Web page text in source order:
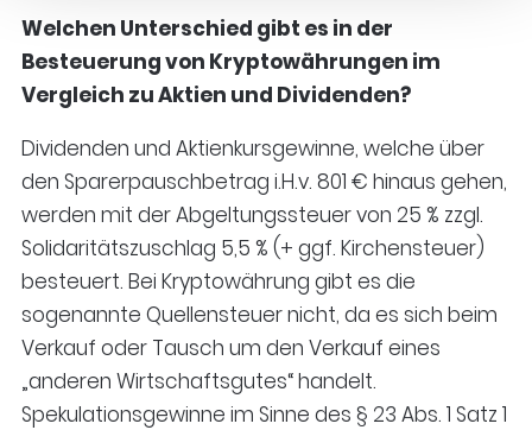
Welchen Unterschied gibt es in der
Besteuerung von Kryptowährungen im
Vergleich zu Aktien und Dividenden?
Dividenden und Aktienkursgewinne, welche über
den Sparerpauschbetrag i.H.v. 801 € hinaus gehen,
werden mit der Abgeltungssteuer von 25 % zzgl.
Solidaritätszuschlag 5,5 % (+ ggf. Kirchensteuer)
besteuert. Bei Kryptowährung gibt es die
sogenannte Quellensteuer nicht, da es sich beim
Verkauf oder Tausch um den Verkauf eines
„anderen Wirtschaftsgutes“ handelt.
Spekulationsgewinne im Sinne des § 23 Abs. 1 Satz 1